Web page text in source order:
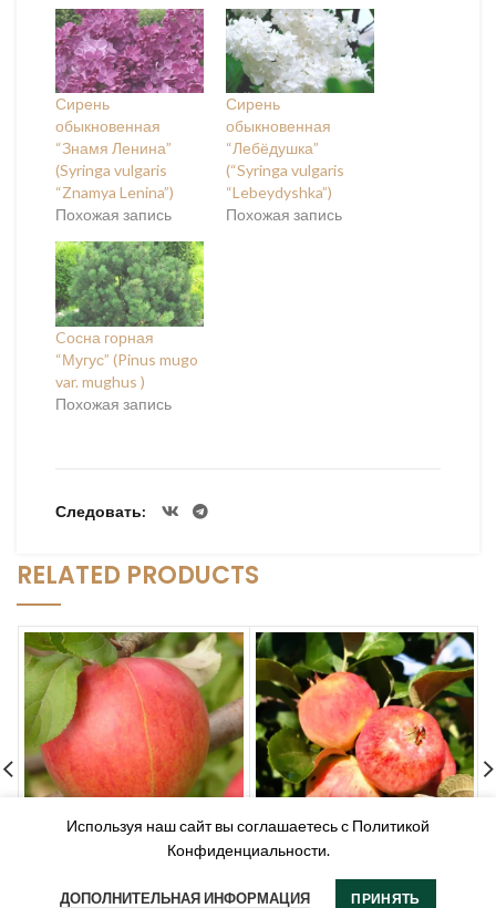
Сирень
обыкновенная
“Знамя Ленина”
(Syringa vulgaris
“Znamya Lenina”)
Похожая запись
Сирень
обыкновенная
“Лебёдушка”
(“Syringa vulgaris
“Lebeydyshka”)
Похожая запись
Cосна горная
“Мугус” (Pinus mugo
var. mughus )
Похожая запись
Следовать
RELATED PRODUCTS
Сюбаровой” (Malus
“Конфетное” (Malus
Используя наш сайт вы соглашаетесь с Политикой
Конфиденциальности.
ДОПОЛНИТЕЛЬНАЯ ИНФОРМАЦИЯ ПРИНЯТЬ